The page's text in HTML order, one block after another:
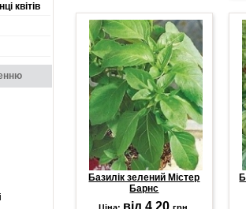
квітів
Базилік зелений Містер
Барнс
від 4.20